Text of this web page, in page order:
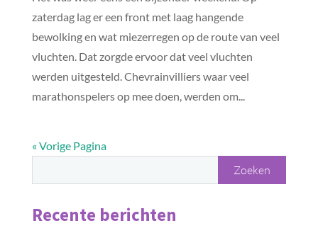
zaterdag lag er een front met laag hangende
bewolking en wat miezerregen op de route van veel
vluchten. Dat zorgde ervoor dat veel vluchten
werden uitgesteld. Chevrainvilliers waar veel
marathonspelers op mee doen, werden om...
« Vorige Pagina
Recente berichten